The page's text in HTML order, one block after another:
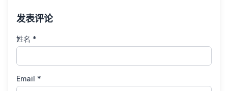
发表评论
姓名 *
Email *